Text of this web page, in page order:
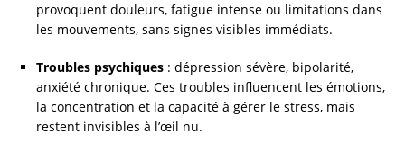
provoquent douleurs, fatigue intense ou limitations dans
les mouvements, sans signes visibles immédiats.
Troubles psychiques : dépression sévère, bipolarité,
anxiété chronique. Ces troubles influencent les émotions,
la concentration et la capacité à gérer le stress, mais
restent invisibles à l’œil nu.